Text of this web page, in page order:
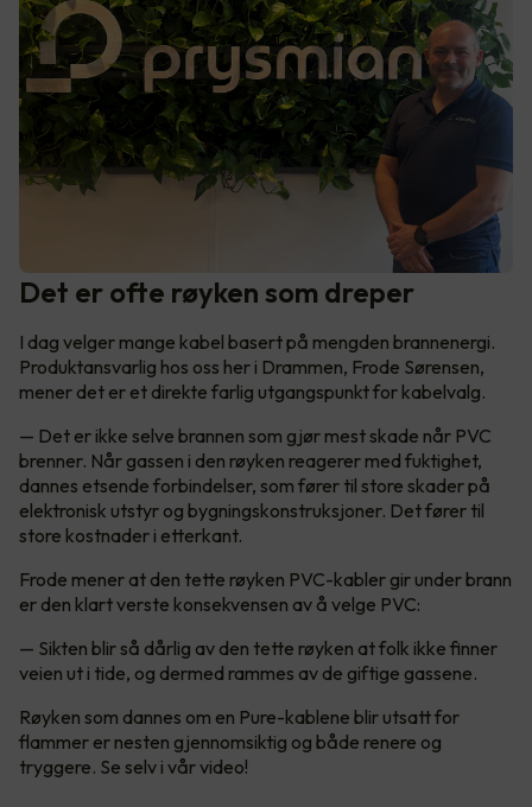
Det er ofte røyken som dreper
I dag velger mange kabel basert på mengden brannenergi.
Produktansvarlig hos oss her i Drammen, Frode Sørensen,
mener det er et direkte farlig utgangspunkt for kabelvalg.
— Det er ikke selve brannen som gjør mest skade når PVC
brenner. Når gassen i den røyken reagerer med fuktighet,
dannes etsende forbindelser, som fører til store skader på
elektronisk utstyr og bygningskonstruksjoner. Det fører til
store kostnader i etterkant.
Frode mener at den tette røyken PVC-kabler gir under brann
er den klart verste konsekvensen av å velge PVC:
— Sikten blir så dårlig av den tette røyken at folk ikke finner
veien ut i tide, og dermed rammes av de giftige gassene.
Røyken som dannes om en Pure-kablene blir utsatt for
flammer er nesten gjennomsiktig og både renere og
tryggere. Se selv i vår video!